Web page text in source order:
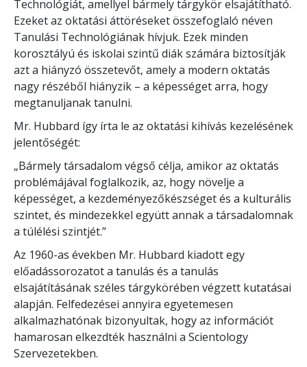
Technológiát, amellyel bármely tárgykör elsajátítható.
Ezeket az oktatási áttöréseket összefoglaló néven
Tanulási Technológiának hívjuk. Ezek minden
korosztályú és iskolai szintű diák számára biztosítják
azt a hiányzó összetevőt, amely a modern oktatás
nagy részéből hiányzik – a képességet arra, hogy
megtanuljanak tanulni.
Mr. Hubbard így írta le az oktatási kihívás kezelésének
jelentőségét:
„Bármely társadalom végső célja, amikor az oktatás
problémájával foglalkozik, az, hogy növelje a
képességet, a kezdeményezőkészséget és a kulturális
szintet, és mindezekkel együtt annak a társadalomnak
a túlélési szintjét.”
Az 1960-as években Mr. Hubbard kiadott egy
előadássorozatot a tanulás és a tanulás
elsajátításának széles tárgykörében végzett kutatásai
alapján. Felfedezései annyira egyetemesen
alkalmazhatónak bizonyultak, hogy az információt
hamarosan elkezdték használni a Scientology
Szervezetekben.